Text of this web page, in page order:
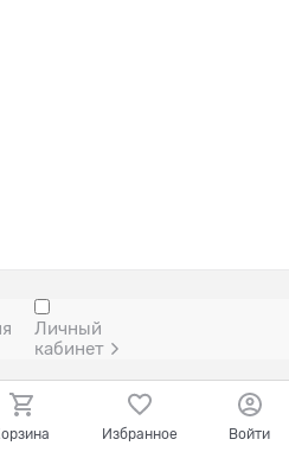
Личный
кабинет
Избранное Войти